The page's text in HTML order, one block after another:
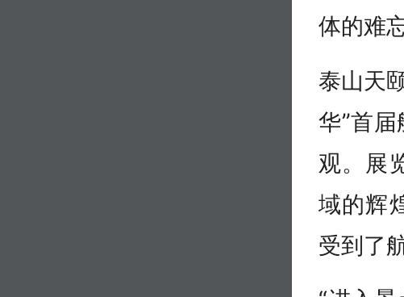
体的难
泰山天
华”首
观。展
域的辉
受到了